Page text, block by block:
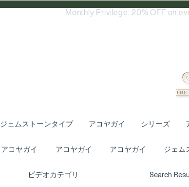
Monthly Privilege: 20% OFF on
ジェムストーンタイプ アコヤガイ シリーズ
アコヤガイ アコヤガイ アコヤガイ ジェム
ビデオカテゴリ Search